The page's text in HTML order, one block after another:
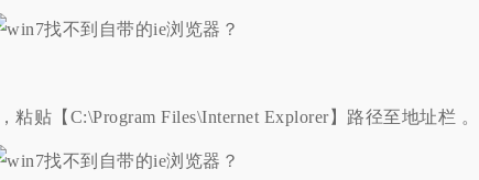
粘贴【C:\Program Files\Internet Explorer】路径至地址栏